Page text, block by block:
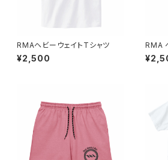
RMAヘビーウェイトTシャツ
¥2,500
RMA